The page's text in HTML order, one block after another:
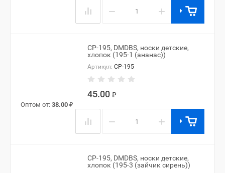
− +
CP-195, DMDBS, носки детские,
хлопок (195-1 (ананас))
Артикул: CP-195
45.00 ₽
Оптом от: 38.00 ₽
− +
CP-195, DMDBS, носки детские,
хлопок (195-3 (зайчик сирень))